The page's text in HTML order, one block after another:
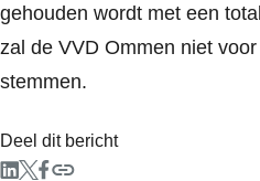
gehouden wordt met een
zal de VVD Ommen niet
stemmen.
Deel dit bericht